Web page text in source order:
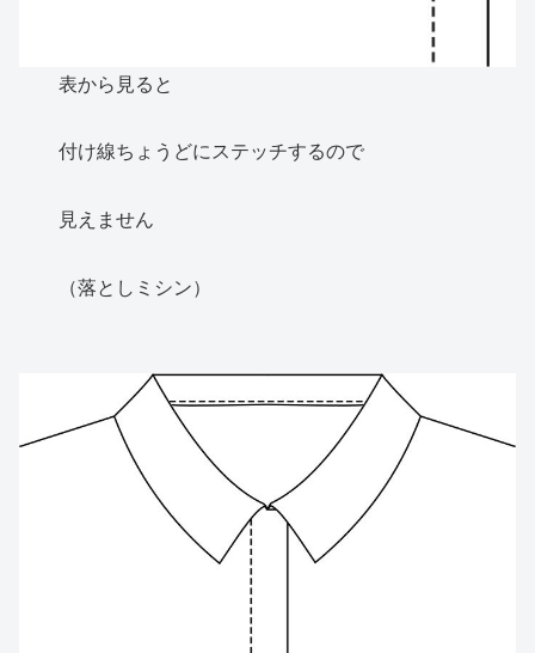
表から見ると
付け線ちょうどにステッチするので
見えません
（落としミシン）